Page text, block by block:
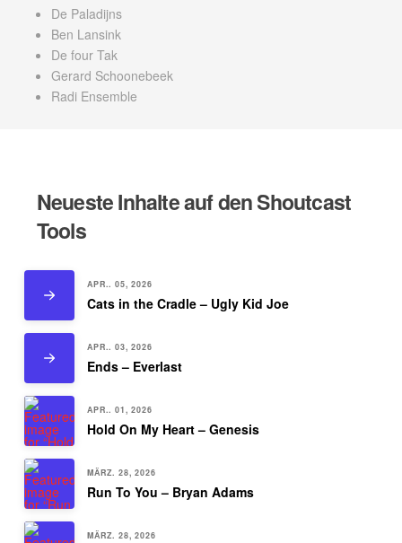
De Paladijns
Ben Lansink
De four Tak
Gerard Schoonebeek
Radi Ensemble
Neueste Inhalte auf den Shoutcast
Tools
APR.. 05, 2026
Cats in the Cradle – Ugly Kid Joe
APR.. 03, 2026
Ends – Everlast
APR.. 01, 2026
Hold On My Heart – Genesis
MÄRZ. 28, 2026
Run To You – Bryan Adams
MÄRZ. 28, 2026